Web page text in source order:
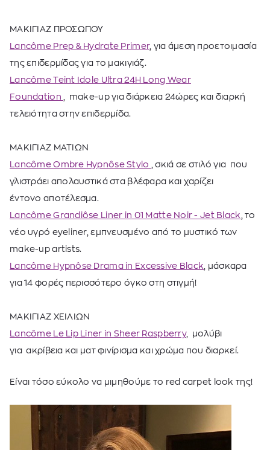
ΜΑΚΙΓΙΑΖ ΠΡΟΣΩΠΟΥ
Lancôme Prep & Hydrate Primer, για άμεση προετοιμασία
της επιδερμίδας για το μακιγιάζ.
Lancôme Teint Idole Ultra 24H Long Wear
Foundation
make-up για διάρκεια 24ώρες και διαρκή
τελειότητα στην επιδερμίδα.
ΜΑΚΙΓΙΑΖ ΜΑΤΙΩΝ
Lancôme Ombre Hypnôse Stylo
, σκιά σε στιλό για που
γλιστράει απολαυστικά στα βλέφαρα και χαρίζει
έντονο αποτέλεσμα.
Lancôme Grandiôse Liner in 01 Matte Noir - Jet Black , το
νέο υγρό eyeliner, εμπνευσμένο από το μυστικό των
make-up artists.
Lancôme Hypnôse Drama in Excessive Black , μάσκαρα
για 14 φορές περισσότερο όγκο στη στιγμή!
ΜΑΚΙΓΙΑΖ ΧΕΙΛΙΩΝ
Lancôme Le Lip Liner in Sheer Raspberry, μολύβι
για ακρίβεια και ματ φινίρισμα και χρώμα που διαρκεί.
Είναι τόσο εύκολο να μιμηθούμε το red carpet look της!